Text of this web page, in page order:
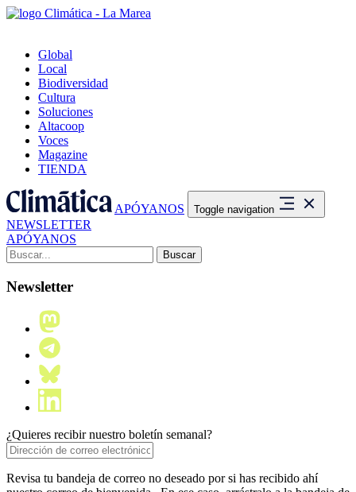
Global
Local
Biodiversidad
Cultura
Soluciones
Altacoop
Voces
Magazine
TIENDA
APÓYANOS Toggle navigation
NEWSLETTER
APÓYANOS
Buscar:
Newsletter
¿Quieres recibir nuestro boletín semanal?
Revisa tu bandeja de correo no deseado por si has recibido ahí